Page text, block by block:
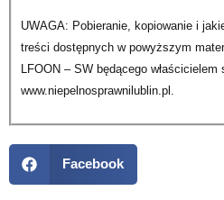
UWAGA: Pobieranie, kopiowanie i
treści dostępnych w powyższym
LFOON – SW będącego właścicielem
www.niepelnosprawnilublin.pl.
Facebook